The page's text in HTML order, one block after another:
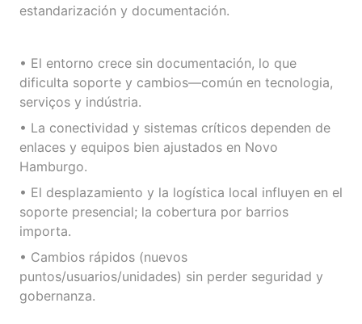
estandarización y documentación.
• El entorno crece sin documentación, lo que
dificulta soporte y cambios—común en tecnologia,
serviços y indústria.
• La conectividad y sistemas críticos dependen de
enlaces y equipos bien ajustados en Novo
Hamburgo.
• El desplazamiento y la logística local influyen en el
soporte presencial; la cobertura por barrios
importa.
• Cambios rápidos (nuevos
puntos/usuarios/unidades) sin perder seguridad y
gobernanza.